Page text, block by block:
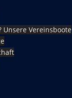
Unsere Vereinsboote